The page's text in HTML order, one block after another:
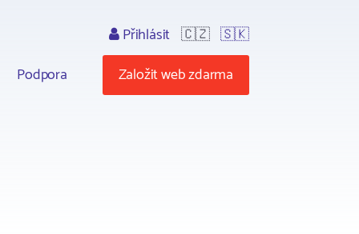
Podpora
Přihlásit 🇨🇿 🇸🇰
Založit web zdarma